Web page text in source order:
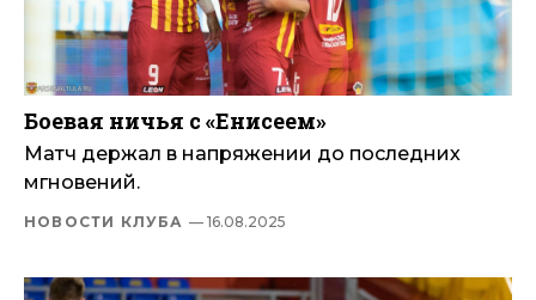
Боевая ничья с «Енисеем»
Матч держал в напряжении до последних
мгновений.
НОВОСТИ КЛУБА — 16.08.2025